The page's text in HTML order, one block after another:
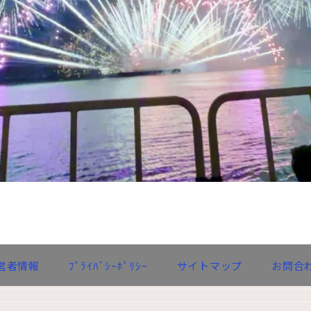
者情報 ﾌﾟﾗｲﾊﾞｼｰﾎﾟﾘｼｰ サイトマップ お問合